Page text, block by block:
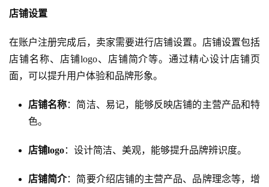
店铺设置
在账户注册完成后，卖家需要进行店铺设置。店铺设置包括
店铺名称、店铺logo、店铺简介等。通过精心设计店铺页
面，可以提升用户体验和品牌形象。
店铺名称：简洁、易记，能够反映店铺的主营产品和特
色。
店铺logo：设计简洁、美观，能够提升品牌辨识度。
店铺简介：简要介绍店铺的主营产品、品牌理念等，增